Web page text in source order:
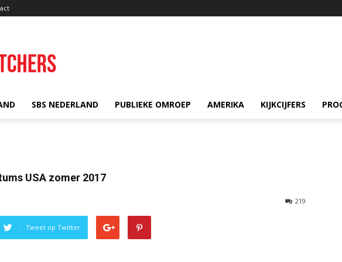
SBS NEDERLAND PUBLIEKE OMROEP AMERIKA KIJKCIJFERS
USA zomer 2017
219
Tweet op Twitter